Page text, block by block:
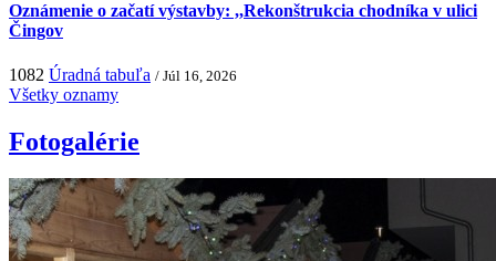
Oznámenie o začatí výstavby: ,,Rekonštrukcia chodníka v ulici
Čingov
1082 Úradná tabuľa / Júl 16, 2026
Všetky oznamy
Fotogalérie